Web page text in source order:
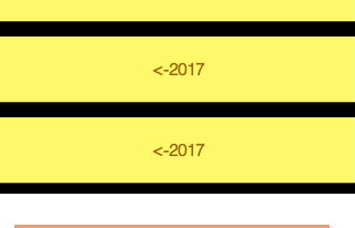
<-2017
<-2017